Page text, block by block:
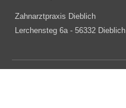
Zahnarztpraxis Dieblich
Lerchensteg 6a - 56332 Dieblich